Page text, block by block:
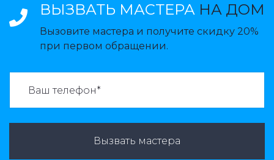
ВЫЗВАТЬ МАСТЕРА НА ДОМ
Вызовите мастера и получите скидку 20%
при первом обращении.
Вызвать мастера